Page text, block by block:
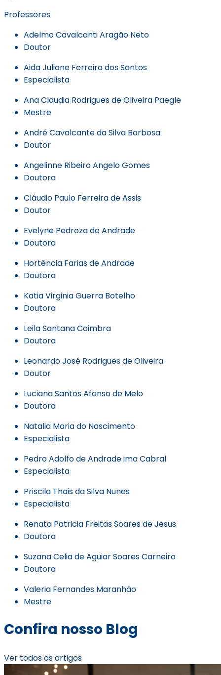
Professores
Adelmo Cavalcanti Aragão Neto
Doutor
Aida Juliane Ferreira dos Santos
Especialista
Ana Claudia Rodrigues de Oliveira Paegle
Mestre
André Cavalcante da Silva Barbosa
Doutor
Angelinne Ribeiro Angelo Gomes
Doutora
Cláudio Paulo Ferreira de Assis
Doutor
Evelyne Pedroza de Andrade
Doutora
Hortência Farias de Andrade
Doutora
Katia Virginia Guerra Botelho
Doutora
Leila Santana Coimbra
Doutora
Leonardo José Rodrigues de Oliveira
Doutor
Luciana Santos Afonso de Melo
Doutora
Natalia Maria do Nascimento
Especialista
Pedro Adolfo de Andrade ima Cabral
Especialista
Priscila Thais da Silva Nunes
Especialista
Renata Patricia Freitas Soares de Jesus
Doutora
Suzana Celia de Aguiar Soares Carneiro
Doutora
Valeria Fernandes Maranhão
Mestre
Confira nosso Blog
Ver todos os artigos